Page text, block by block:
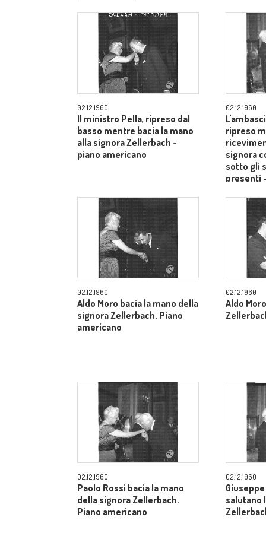
02.12.1960
Il ministro Pella, ripreso dal
basso mentre bacia la mano
alla signora Zellerbach -
piano americano
02.12.1960
ripreso
signora
sotto gli
presenti
02.12.1960
Aldo Moro bacia la mano della
signora Zellerbach. Piano
americano
02.12.1960
Aldo
02.12.1960
Paolo Rossi bacia la mano
della signora Zellerbach.
Piano americano
02.12.1960
salutano